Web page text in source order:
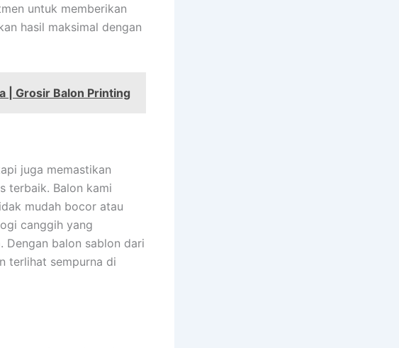
untuk memberikan
hasil maksimal dengan
| Grosir Balon Printing
juga memastikan
terbaik. Balon kami
mudah bocor atau
canggih yang
Dengan balon sablon dari
terlihat sempurna di